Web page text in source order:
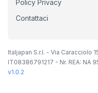
Policy Privacy
Contattaci
Italjapan S.r.l. - Via Caracciolo
IT08386791217 - Nr. REA: NA
v1.0.2